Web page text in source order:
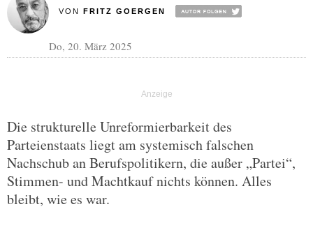
VON FRITZ GOERGEN
Do, 20. März 2025
Die strukturelle Unreformierbarkeit des
Parteienstaats liegt am systemisch falschen
Nachschub an Berufspolitikern, die außer „Partei“,
Stimmen- und Machtkauf nichts können. Alles
bleibt, wie es war.